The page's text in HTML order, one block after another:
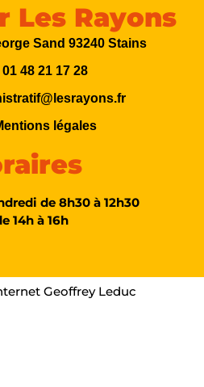
Les Rayons
Sand 93240 Stains
01 48 21 17 28
légales
de 8h30 à 12h30
14h à 16h
Geoffrey Leduc